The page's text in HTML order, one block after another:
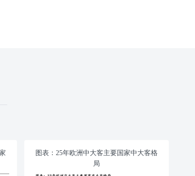
图表：25年欧洲中大客主要国家中大客格
局